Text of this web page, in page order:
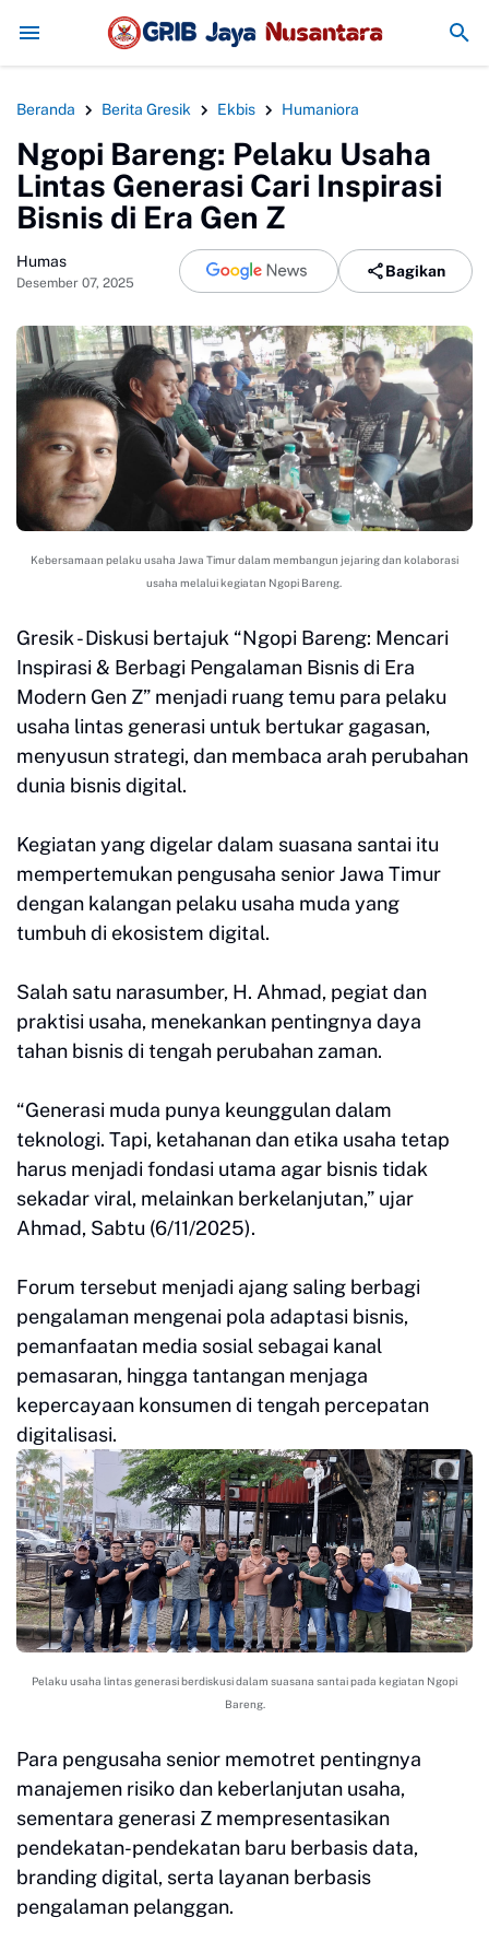
BRI dan Imigrasi Kelas II Non-TPI Ponorogo
Beranda Berita Gresik Ekbis Humaniora
Ngopi Bareng: Pelaku Usaha
Lintas Generasi Cari Inspirasi
Bisnis di Era Gen Z
Humas
Desember 07, 2025
Bagikan
Kebersamaan pelaku usaha Jawa Timur dalam membangun jejaring dan kolaborasi
usaha melalui kegiatan Ngopi Bareng.
Gresik - Diskusi bertajuk “Ngopi Bareng: Mencari
Inspirasi & Berbagi Pengalaman Bisnis di Era
Modern Gen Z” menjadi ruang temu para pelaku
usaha lintas generasi untuk bertukar gagasan,
menyusun strategi, dan membaca arah perubahan
dunia bisnis digital.
Kegiatan yang digelar dalam suasana santai itu
mempertemukan pengusaha senior Jawa Timur
dengan kalangan pelaku usaha muda yang
tumbuh di ekosistem digital.
Salah satu narasumber, H. Ahmad, pegiat dan
praktisi usaha, menekankan pentingnya daya
tahan bisnis di tengah perubahan zaman.
“Generasi muda punya keunggulan dalam
teknologi. Tapi, ketahanan dan etika usaha tetap
harus menjadi fondasi utama agar bisnis tidak
sekadar viral, melainkan berkelanjutan,” ujar
Ahmad, Sabtu (6/11/2025).
Forum tersebut menjadi ajang saling berbagi
pengalaman mengenai pola adaptasi bisnis,
pemanfaatan media sosial sebagai kanal
pemasaran, hingga tantangan menjaga
kepercayaan konsumen di tengah percepatan
digitalisasi.
Pelaku usaha lintas generasi berdiskusi dalam suasana santai pada kegiatan Ngopi
Bareng.
Para pengusaha senior memotret pentingnya
manajemen risiko dan keberlanjutan usaha,
sementara generasi Z mempresentasikan
pendekatan-pendekatan baru berbasis data,
branding digital, serta layanan berbasis
pengalaman pelanggan.